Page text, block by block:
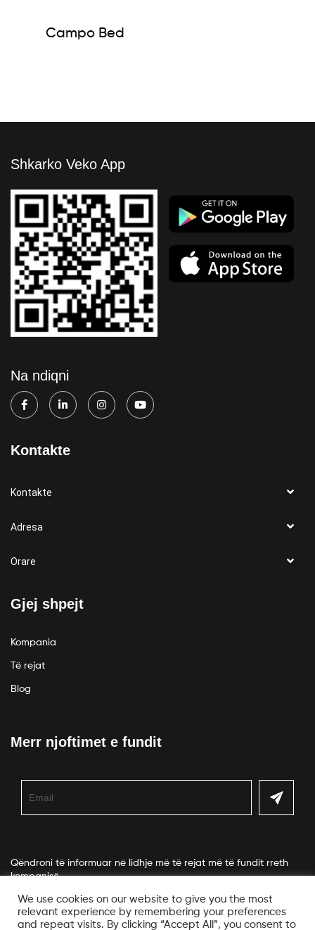
Campo Bed
Shkarko Veko App
Na ndiqni
Kontakte
Kontakte
Adresa
Orare
Gjej shpejt
Kompania
Të rejat
Blog
Merr njoftimet e fundit
Qëndroni të informuar në lidhje më të rejat më të fundit rreth
kompanisë.
We use cookies on our website to give you the most
relevant experience by remembering your preferences
and repeat visits. By clicking “Accept All”, you consent to